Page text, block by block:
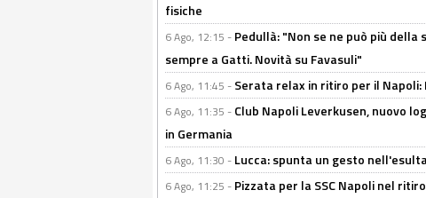
fisiche
6 Ago, 12:15 - Pedullà: "Non se ne può più della
sempre a Gatti. Novità su Favasuli"
6 Ago, 11:45 - Serata relax in ritiro per il Napoli:
6 Ago, 11:35 - Club Napoli Leverkusen, nuovo
in Germania
6 Ago, 11:30 - Lucca: spunta un gesto
6 Ago, 11:25 - Pizzata per la SSC Napoli nel